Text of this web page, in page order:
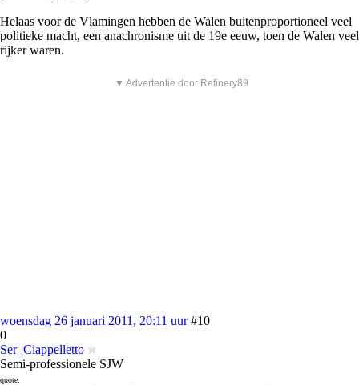
Helaas voor de Vlamingen hebben de Walen buitenproportioneel veel
politieke macht, een anachronisme uit de 19e eeuw, toen de Walen veel
rijker waren.
▼ Advertentie door Refinery89
woensdag 26 januari 2011, 20:11 uur #10
0
Ser_Ciappelletto
Semi-professionele SJW
quote: